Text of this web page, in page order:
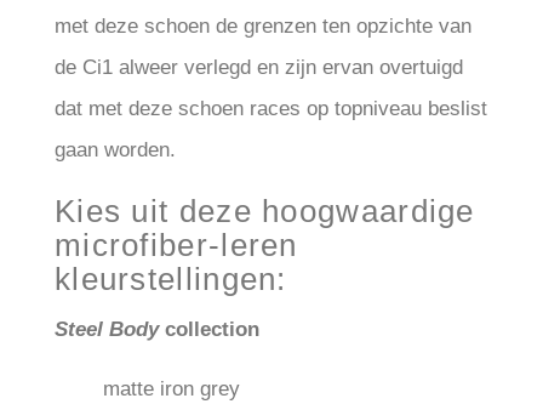
met deze schoen de grenzen ten opzichte van
de Ci1 alweer verlegd en zijn ervan overtuigd
dat met deze schoen races op topniveau beslist
gaan worden.
Kies uit deze hoogwaardige
microfiber-leren
kleurstellingen:
Steel Bodycollection
matte iron grey